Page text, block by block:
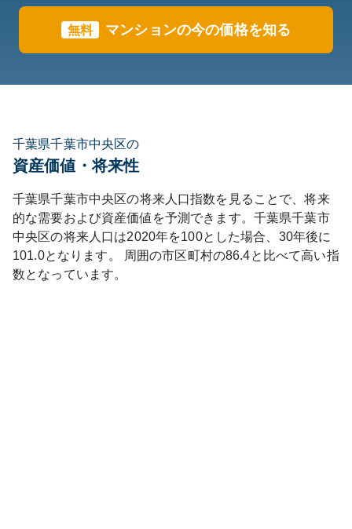
無料 マンションの今の価格を知る
千葉県千葉市中央区の
資産価値・将来性
千葉県千葉市中央区の将来人口指数を見ることで、将来
的な需要および資産価値を予測できます。 千葉県千葉市
中央区の将来人口は2020年を100とした場合、30年後に
101.0となります。 周囲の市区町村の86.4と比べて高い指
数となっています。